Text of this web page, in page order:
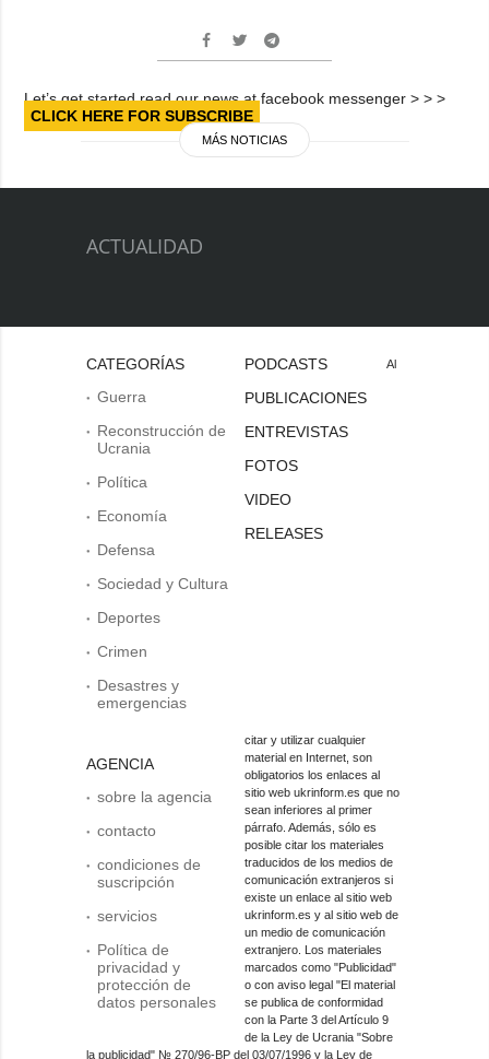
Let’s get started read our news at facebook messenger > > >
CLICK HERE FOR SUBSCRIBE
MÁS NOTICIAS
ACTUALIDAD
CATEGORÍAS
Guerra
Reconstrucción de
Ucrania
Política
Economía
Defensa
Sociedad y Cultura
Deportes
Crimen
Desastres y
emergencias
AGENCIA
sobre la agencia
contacto
condiciones de
suscripción
servicios
Política de
privacidad y
protección de
datos personales
PODCASTS
PUBLICACIONES
ENTREVISTAS
FOTOS
VIDEO
RELEASES
Al
citar y utilizar cualquier
material en Internet, son
obligatorios los enlaces al
sitio web ukrinform.es que no
sean inferiores al primer
párrafo. Además, sólo es
posible citar los materiales
traducidos de los medios de
comunicación extranjeros si
existe un enlace al sitio web
ukrinform.es y al sitio web de
un medio de comunicación
extranjero. Los materiales
marcados como "Publicidad"
o con aviso legal "El material
se publica de conformidad
con la Parte 3 del Artículo 9
de la Ley de Ucrania "Sobre
la publicidad" № 270/96-ВР del 03/07/1996 y la Ley de